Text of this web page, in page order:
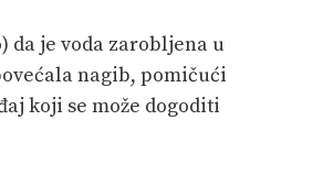
da je voda zarobljena u
nagib, pomičući
koji se može dogoditi